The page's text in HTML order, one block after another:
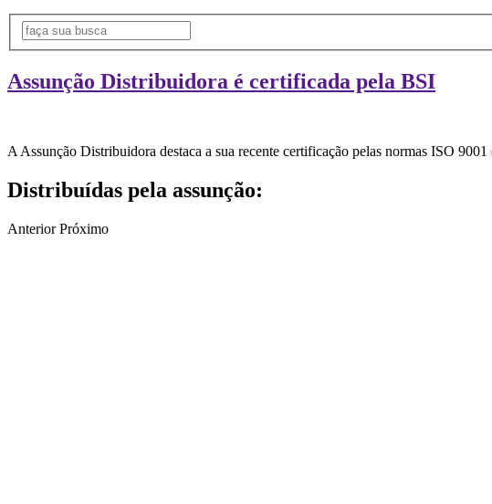
Assunção Distribuidora é certificada pela BSI
A Assunção Distribuidora destaca a sua recente certificação pelas normas ISO
Distribuídas pela assunção:
Anterior Próximo